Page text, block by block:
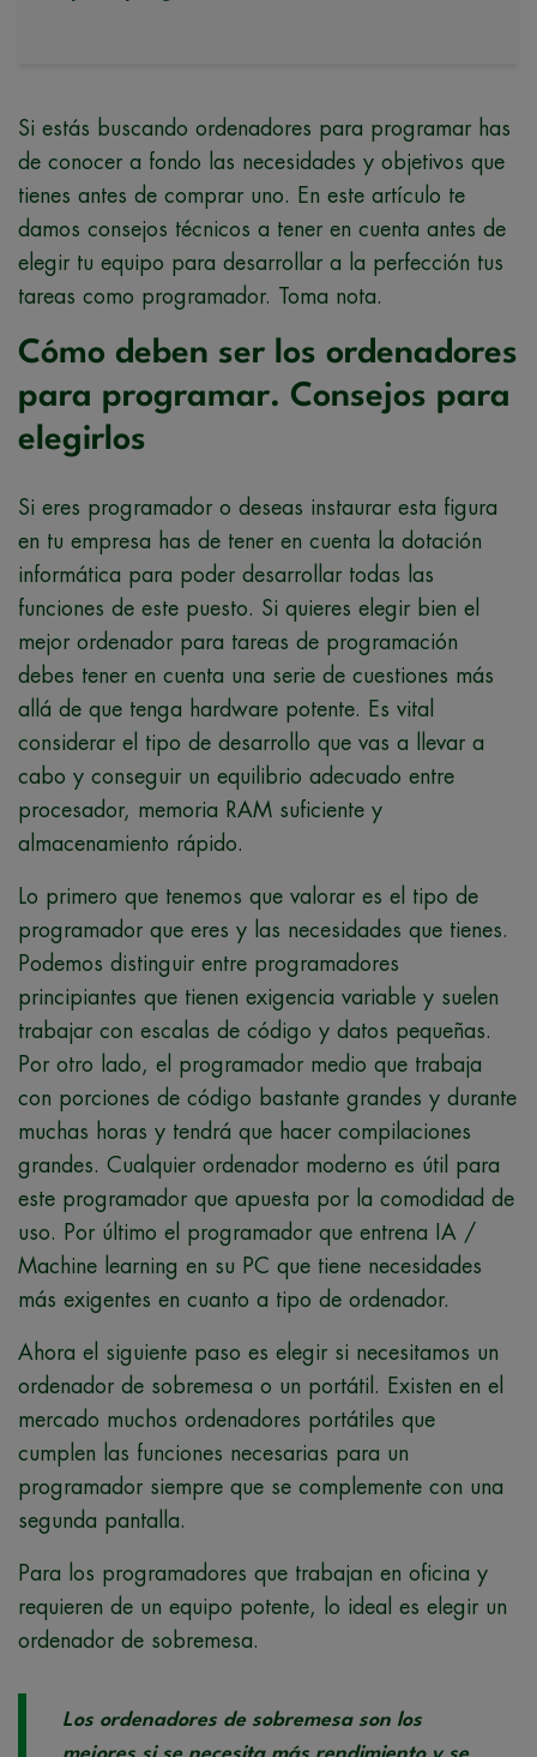
Si estás buscando ordenadores para programar has
de conocer a fondo las necesidades y objetivos que
tienes antes de comprar uno. En este artículo te
damos consejos técnicos a tener en cuenta antes de
elegir tu equipo para desarrollar a la perfección tus
tareas como programador. Toma nota.
Cómo deben ser los ordenadores
para programar. Consejos para
elegirlos
Si eres programador o deseas instaurar esta figura
en tu empresa has de tener en cuenta la dotación
informática para poder desarrollar todas las
funciones de este puesto. Si quieres elegir bien el
mejor ordenador para tareas de programación
debes tener en cuenta una serie de cuestiones más
allá de que tenga hardware potente. Es vital
considerar el tipo de desarrollo que vas a llevar a
cabo y conseguir un equilibrio adecuado entre
procesador, memoria RAM suficiente y
almacenamiento rápido.
Lo primero que tenemos que valorar es el tipo de
programador que eres y las necesidades que tienes.
Podemos distinguir entre programadores
principiantes que tienen exigencia variable y suelen
trabajar con escalas de código y datos pequeñas.
Por otro lado, el programador medio que trabaja
con porciones de código bastante grandes y durante
muchas horas y tendrá que hacer compilaciones
grandes. Cualquier ordenador moderno es útil para
este programador que apuesta por la comodidad de
uso. Por último el programador que entrena IA /
Machine learning en su PC que tiene necesidades
más exigentes en cuanto a tipo de ordenador.
Ahora el siguiente paso es elegir si necesitamos un
ordenador de sobremesa o un portátil. Existen en el
mercado muchos ordenadores portátiles que
cumplen las funciones necesarias para un
programador siempre que se complemente con una
segunda pantalla.
Para los programadores que trabajan en oficina y
requieren de un equipo potente, lo ideal es elegir un
ordenador de sobremesa.
Los ordenadores de sobremesa son los